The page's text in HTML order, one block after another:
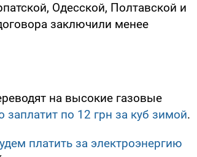
Одесской, Полтавской и
заключили менее
на высокие газовые
заплатит по 12 грн за куб зимой.
платить за электроэнергию